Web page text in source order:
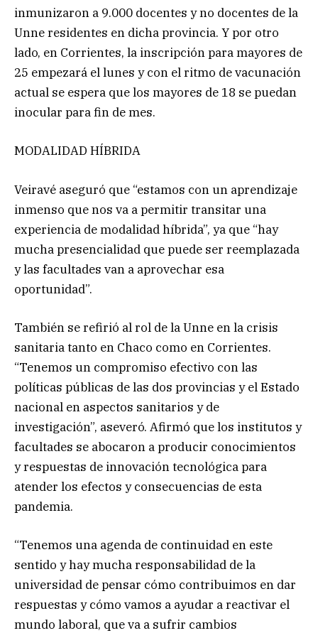
inmunizaron a 9.000 docentes y no docentes de la
Unne residentes en dicha provincia. Y por otro
lado, en Corrientes, la inscripción para mayores de
25 empezará el lunes y con el ritmo de vacunación
actual se espera que los mayores de 18 se puedan
inocular para fin de mes.
MODALIDAD HÍBRIDA
Veiravé aseguró que “estamos con un aprendizaje
inmenso que nos va a permitir transitar una
experiencia de modalidad híbrida”, ya que “hay
mucha presencialidad que puede ser reemplazada
y las facultades van a aprovechar esa
oportunidad”.
También se refirió al rol de la Unne en la crisis
sanitaria tanto en Chaco como en Corrientes.
“Tenemos un compromiso efectivo con las
políticas públicas de las dos provincias y el Estado
nacional en aspectos sanitarios y de
investigación”, aseveró. Afirmó que los institutos y
facultades se abocaron a producir conocimientos
y respuestas de innovación tecnológica para
atender los efectos y consecuencias de esta
pandemia.
“Tenemos una agenda de continuidad en este
sentido y hay mucha responsabilidad de la
universidad de pensar cómo contribuimos en dar
respuestas y cómo vamos a ayudar a reactivar el
mundo laboral, que va a sufrir cambios